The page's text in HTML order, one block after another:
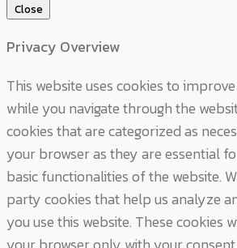
Close
Privacy Overview
This website uses cookies to
while you navigate through the
cookies that are categorized as
your browser as they are essential
basic functionalities of the website.
party cookies that help us analyze
you use this website. These cookies